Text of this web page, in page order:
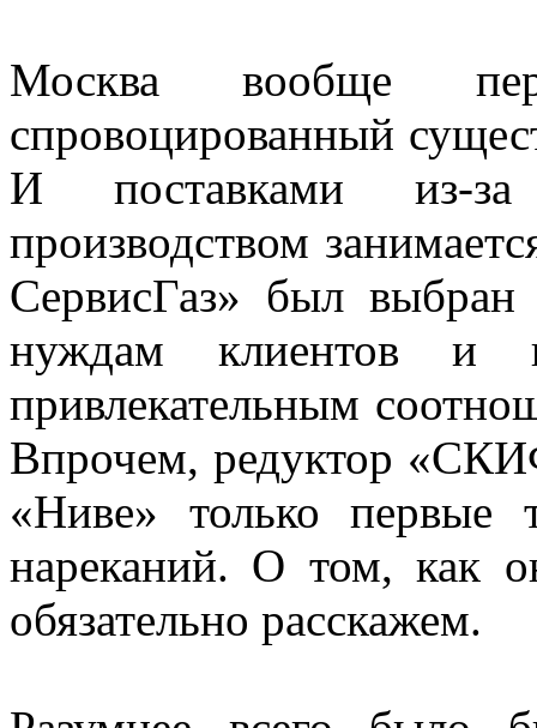
Москва вообще
спровоцированный
И поставками из-
производством
СервисГаз» был
нуждам клиентов и
привлекательным
Впрочем, редуктор
«Ниве» только первые
нареканий. О том, как
обязательно расскажем.